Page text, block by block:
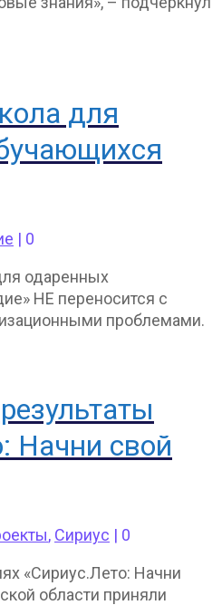
для
| 0
одаренных
НЕ переносится с
проблемами.
Начни свой
, Сириус | 0
«Сириус.Лето: Начни
области приняли